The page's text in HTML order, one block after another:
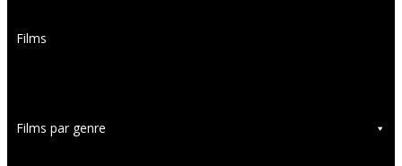
Films
Films par genre